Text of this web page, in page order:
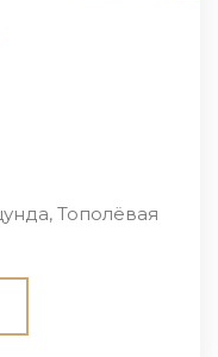
Тополёвая